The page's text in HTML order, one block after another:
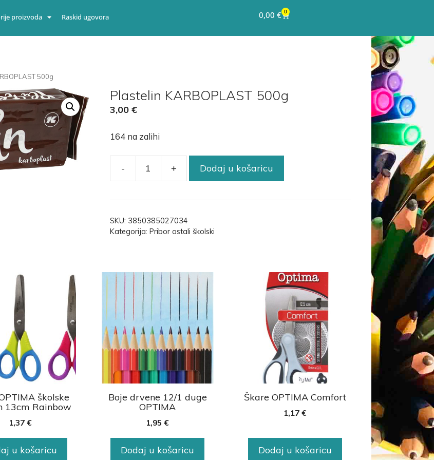
proizvoda Raskid ugovora 0,00€ 0
500g
Plastelin KARBOPLAST 500g
3,00 €
164 na zalihi
- + Dodaj u košaricu
SKU: 3850385027034
Kategorija: Pribor ostali školski
školske
13cm Rainbow
1,37 €
u košaricu
Boje drvene 12/1 duge
OPTIMA
1,95€
Dodaj u košaricu
Škare OPTIMA Comfort
1,17 €
Dodaj u košaricu